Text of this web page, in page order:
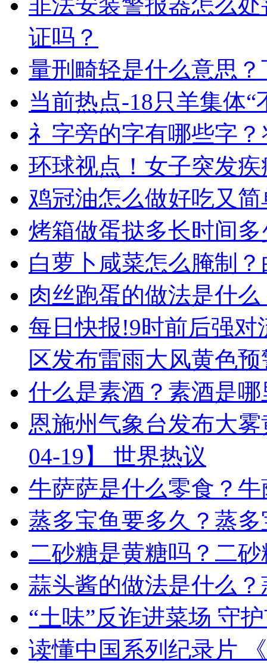
证吗？
量刑畸轻是什么意思
当前热点-18只羊集体
礻字旁的字有哪些字
环球视点！女子突发
鸡冠油怎么做好吃又
烤箱做蛋挞多长时间
白萝卜咸菜怎么腌制
肉丝跑蛋的做法是什
每日快报!9时前后强
区发布雷雨大风黄色预
什么是素酒？素酒是
恩施州气象台发布大
04-19】 世界热议
牛萨萨是什么零食？
蒸多宝鱼要多久？蒸
二砂糖是黄糖吗？二
蒜头酱的做法是什么
“土味”反诈进菜场 守
读懂中国系列纪录片